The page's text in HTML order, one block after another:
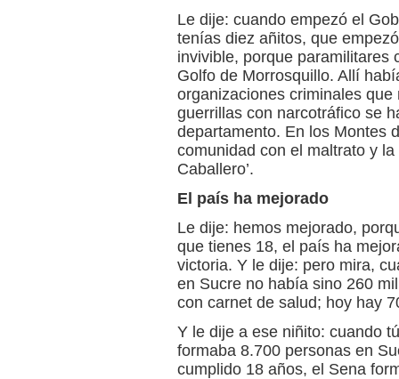
Le dije: cuando empezó el
tenías diez añitos, que
invivible, porque paramilitares
Golfo de Morrosquillo. Allí
organizaciones criminales
guerrillas con narcotráfico se
departamento. En los Montes
comunidad con el maltrato y
Caballero’.
El país ha mejorado
Le dije: hemos mejorado,
que tienes 18, el país ha
victoria. Y le dije: pero mira,
en Sucre no había sino 260
con carnet de salud; hoy hay
Y le dije a ese niñito: cuando
formaba 8.700 personas en
cumplido 18 años, el Sena